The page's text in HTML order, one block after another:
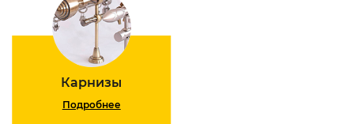
Карнизы
Подробнее